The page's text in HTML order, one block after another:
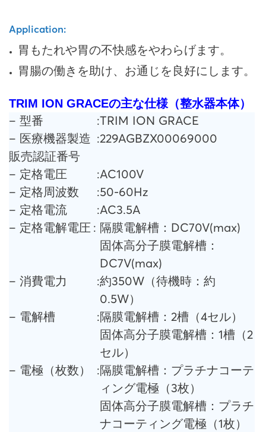
Application:
胃もたれや胃の不快感をやわらげます。
胃腸の働きを助け、お通じを良好にします。
TRIM ION GRACEの主な仕様（整水器本体）
– 型番 :TRIM ION GRACE
– 医療機器製造
販売認証番号
:229AGBZX00069000
– 定格電圧 :AC100V
– 定格周波数
:50-60Hz
– 定格電流
:AC3.5A
– 定格電解電圧 : 隔膜電解槽：DC70V(max)
固体高分子膜電解槽：
DC7V(max)
– 消費電力
:約350W（待機時：約
0.5W）
– 電解槽
: 隔膜電解槽：2槽（4セル）
固体高分子膜電解槽：1槽（2
セル）
– 電極（枚数）
: 隔膜電解槽：プラチナコーテ
ィング電極（3枚）
固体高分子膜電解槽：プラチ
ナコーティング電極（1枚）